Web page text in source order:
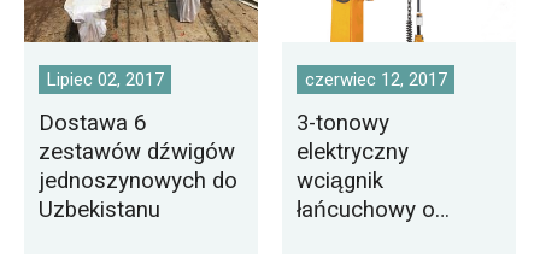
Lipiec 02, 2017
Dostawa 6
zestawów dźwigów
jednoszynowych do
Uzbekistanu
czerwiec 12, 2017
3-tonowy
elektryczny
wciągnik
łańcuchowy o